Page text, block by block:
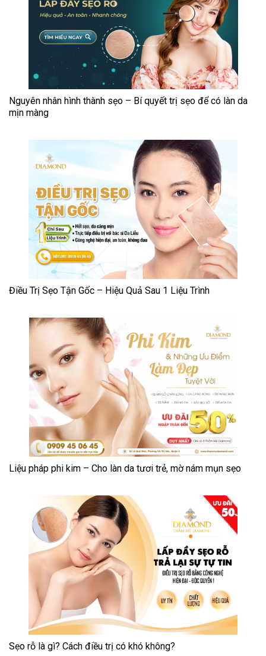
Nguyên nhân hình thành sẹo – Bí quyết trị sẹo để có làn da
mịn màng
Điều Trị Sẹo Tận Gốc – Hiệu Quả Sau 1 Liệu Trình
Liệu pháp phi kim – Cho làn da tươi trẻ, mờ nám mụn sẹo
Sẹo rỗ là gì? Cách điều trị có khó không?